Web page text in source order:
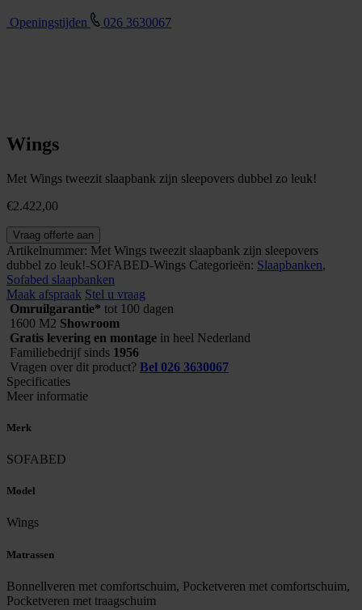
Openingstijden 026 3630067
Wings
Met Wings tweezit slaapbank zijn sleepovers dubbel zo leuk!
€2.422,00
Wings
aantal
Vraag offerte aan
Artikelnummer: Met Wings tweezit slaapbank zijn sleepovers
dubbel zo leuk!-SOFABED-Wings Categorieën: Slaapbanken,
Sofabed slaapbanken
Maak afspraak Stel u vraag
Omruilgarantie* tot 100 dagen
1600 M2 Showroom
Gratis levering en montage in heel Nederland
Familiebedrijf sinds 1956
Vragen over dit product? Bel 026 3630067
Specificaties
Meer informatie
Merk
SOFABED
Model
Wings
Matrassen
Bonnellveren met comfortschuim, Pocketveren met comfortschuim,
Pocketveren met traagschuim